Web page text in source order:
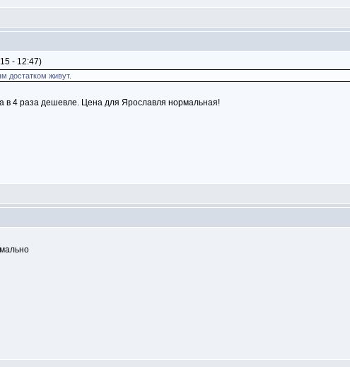
- 12:47)
достатком живут.
в 4 раза дешевле. Цена для Ярославля нормальная!